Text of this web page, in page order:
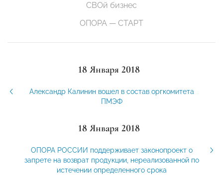
СВОй бизнес
ОПОРА — СТАРТ
18 Января 2018
Александр Калинин вошел в состав оргкомитета
ПМЭФ
18 Января 2018
ОПОРА РОССИИ поддерживает законопроект о
запрете на возврат продукции, нереализованной по
истечении определенного срока